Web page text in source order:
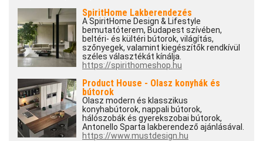
SpiritHome Lakberendezés
A SpiritHome Design & Lifestyle
bemutatóterem, Budapest szívében,
beltéri- és kültéri bútorok, világítás,
szőnyegek, valamint kiegészítők rendkívül
széles választékát kínálja.
https://spirithomeshop.hu
Product House - Olasz konyhák és
bútorok
Olasz modern és klasszikus
konyhabútorok, nappali bútorok,
hálószobák és gyerekszobai bútorok,
Antonello Sparta lakberendező ajánlásával.
https://www.mustdesign.hu